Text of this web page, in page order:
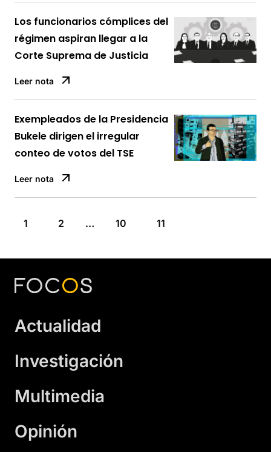
Los funcionarios cómplices del
régimen aspiran llegar a la
Corte Suprema de Justicia
Leer nota
Exempleados de la Presidencia
Bukele dirigen el irregular
conteo de votos del TSE
Leer nota
1 2 … 10 11
Actualidad
Investigación
Multimedia
Opinión